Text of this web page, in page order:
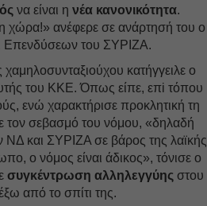
να είναι ηνέα κανονικότητα.
χώρα!» ανέφερε σε ανάρτησή του ο
Επενδύσεων του ΣΥΡΙΖΑ.
κατήγγειλε ο
του ΚΚΕ. Όπως είπε, επi τόπου
ενώ χαρακτήρισε προκλητική τη
τον σεβασμό του νόμου, «δηλαδή
και ΣΥΡΙΖΑ σε βάρος της λαϊκής
ο νόμος είναι άδικος», τόνισε ο
συγκέντρωση αλληλεγγύηςστου
από το σπίτι της.